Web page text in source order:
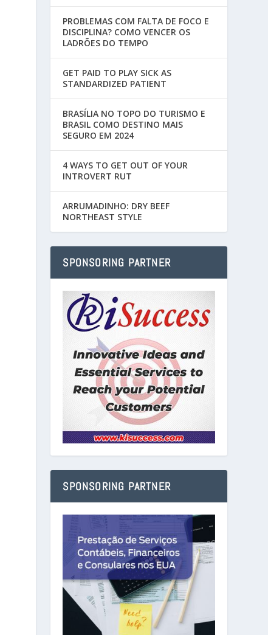
PROBLEMAS COM FALTA DE FOCO E
DISCIPLINA? COMO VENCER OS
LADRÕES DO TEMPO
GET PAID TO PLAY SICK AS
STANDARDIZED PATIENT
BRASÍLIA NO TOPO DO TURISMO E
BRASIL COMO DESTINO MAIS
SEGURO EM 2024
4 WAYS TO GET OUT OF YOUR
INTROVERT RUT
ARRUMADINHO: DRY BEEF
NORTHEAST STYLE
SPONSORING PARTNER
SPONSORING PARTNER